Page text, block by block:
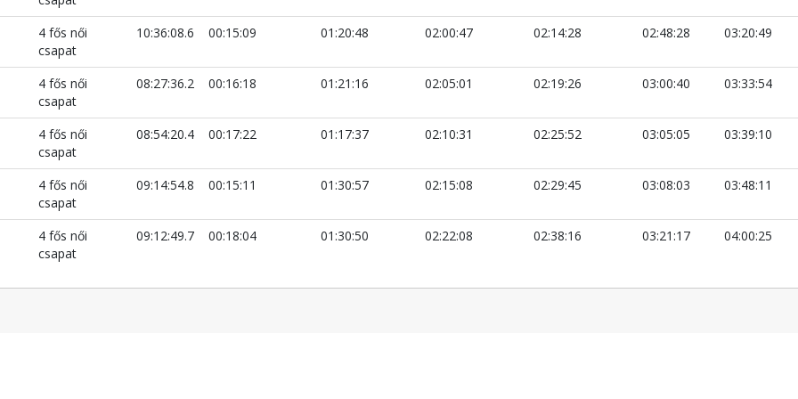
4 fős női
csapat
10:36:08.6 00:15:09 01:20:48 02:00:47 02:14:28 02:48:28 03:20:49
4 fős női
csapat
08:27:36.2 00:16:18 01:21:16 02:05:01 02:19:26 03:00:40 03:33:54
4 fős női
csapat
08:54:20.4 00:17:22 01:17:37 02:10:31 02:25:52 03:05:05 03:39:10
4 fős női
csapat
09:14:54.8 00:15:11 01:30:57 02:15:08 02:29:45 03:08:03 03:48:11
4 fős női
csapat
09:12:49.7 00:18:04 01:30:50 02:22:08 02:38:16 03:21:17 04:00:25